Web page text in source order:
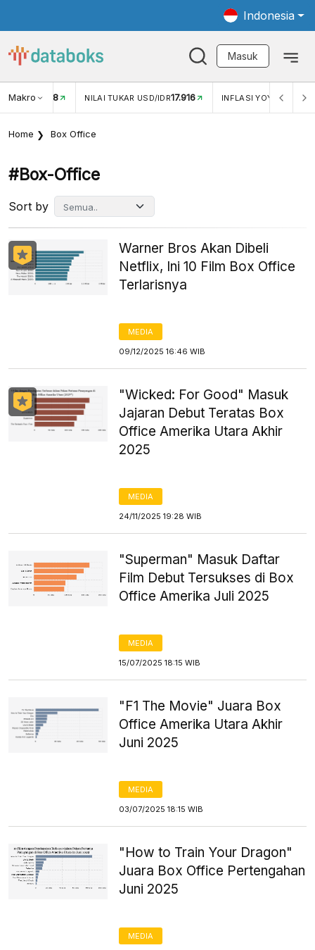
Indonesia
Masuk
Makro
USD/IDR 17.916 INFLASI YOY (JUL)2,88% INFLASI MOM (JUL)
Home Box Office
#box-Office
Sort by
Warner Bros Akan Dibeli
Netflix, Ini 10 Film Box Office
Terlarisnya
MEDIA
09/12/2025 16:46 WIB
"Wicked: For Good" Masuk
Jajaran Debut Teratas Box
Office Amerika Utara Akhir
2025
MEDIA
24/11/2025 19:28 WIB
"Superman" Masuk Daftar
Film Debut Tersukses di Box
Office Amerika Juli 2025
MEDIA
15/07/2025 18:15 WIB
"F1 The Movie" Juara Box
Office Amerika Utara Akhir
Juni 2025
MEDIA
03/07/2025 18:15 WIB
"How to Train Your Dragon"
Juara Box Office Pertengahan
Juni 2025
MEDIA